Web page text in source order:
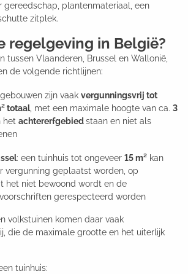
gereedschap, plantenmateriaal, een
zitplek.
regelgeving in België?
tussen Vlaanderen, Brussel en Wallonië,
de volgende richtlijnen:
zijn vaak vergunningsvrij tot
totaal, met een maximale hoogte van ca. 3
het achtererfgebiedstaan en niet als
: een tuinhuis tot ongeveer 15 m² kan
vergunning geplaatst worden, op
het niet bewoond wordt en de
gerespecteerd worden
volkstuinen komen daar vaak
die de maximale grootte en het uiterlijk
tuinhuis: